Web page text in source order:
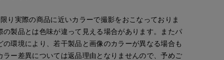
り実際の商品に近いカラーで撮影をおこなっておりま
の製品とは色味が違って見える場合があります。またパ
の環境により、若干製品と画像のカラーが異なる場合も
ラー差異については返品理由となりませんので、予めご